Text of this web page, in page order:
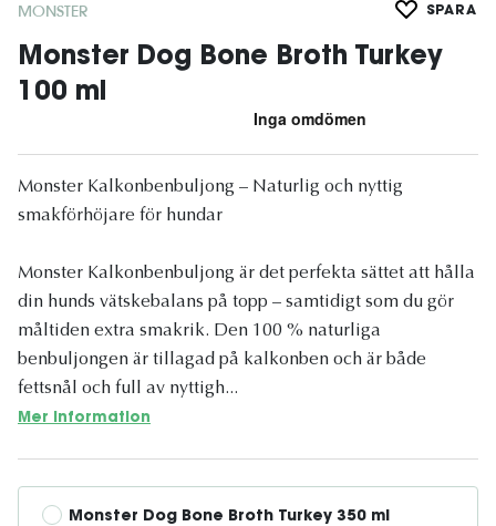
MONSTER SPARA
Monster Dog Bone Broth Turkey
100 ml
Monster Kalkonbenbuljong – Naturlig och nyttig
smakförhöjare för hundar
Monster Kalkonbenbuljong är det perfekta sättet att hålla
din hunds vätskebalans på topp – samtidigt som du gör
måltiden extra smakrik. Den 100 % naturliga
benbuljongen är tillagad på kalkonben och är både
fettsnål och full av nyttigh...
Mer information
Monster Dog Bone Broth Turkey 350 ml